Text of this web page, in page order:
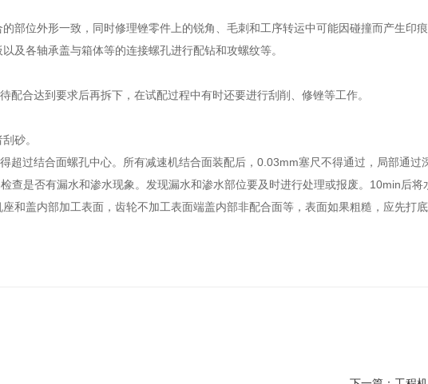
位外形一致，同时修理锉零件上的锐角、毛刺和工序转运中可能因碰撞而产生印痕
各轴承盖与箱体等的连接螺孔进行配钻和攻螺纹等。
合达到要求后再拆下，在试配过程中有时还要进行刮削、修锉等工作。
砂。
结合面螺孔中心。所有减速机结合面装配后，0.03mm塞尺不得通过，局部通过
否有漏水和渗水现象。发现漏水和渗水部位要及时进行处理或报废。10min后将
盖内部加工表面，齿轮不加工表面端盖内部非配合面等，表面如果粗糙，应先打